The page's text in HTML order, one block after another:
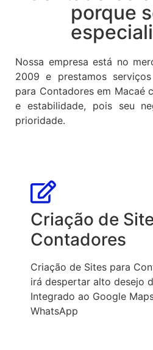
porque
Nossa empresa está no
2009 e prestamos
para Contadores em Macaé
e estabilidade, pois seu
prioridade.
Criação de
Contadores
Criação de Sites para
irá despertar alto desejo
Integrado ao Google
WhatsApp